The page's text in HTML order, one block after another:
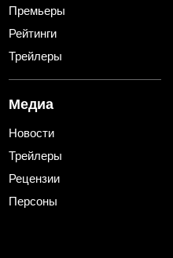
Премьеры
Рейтинги
Трейлеры
Медиа
Новости
Трейлеры
Рецензии
Персоны